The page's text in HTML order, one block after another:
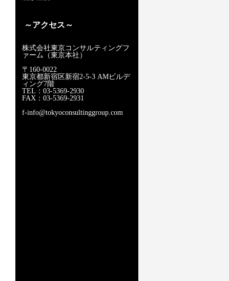
～アクセス～
株式会社東京コンサルティングフ
ァーム（東京本社）
〒160-0022
東京都新宿区新宿2-5-3 AMビルデ
ィング7階
TEL：03-5369-2930
FAX：03-5369-2931
f-info@tokyoconsultinggroup.com